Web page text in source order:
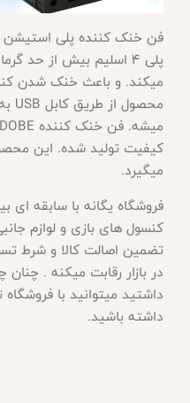
پلی 4 اسلیم بیش از حد
میکند. و باعث خنک شدن
کیفیت تولید شده. این
میگیرد.
کنسول های بازی و لوازم
تضمین اصالت کالا و شرط
در بازار رقابت میکنه .
داشتید میتوانید با
داشته باشید.